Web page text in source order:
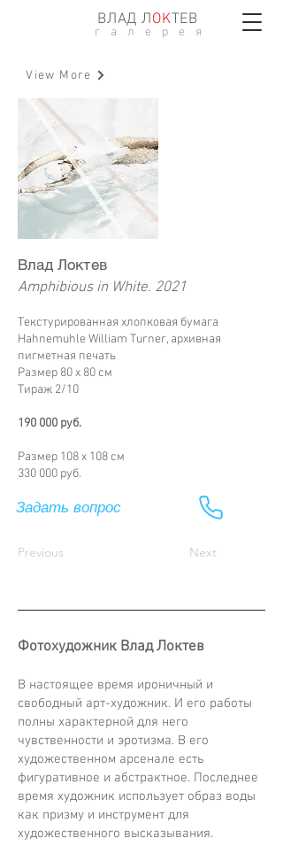
ВЛАД ЛОKТЕВ
г а л е р е я
View More
Влад Локтев
Amphibious in White. 2021
Текстурированная хлопковая бумага
Hahnemuhle William Turner, архивная
пигметная печать
Размер 80 х 80 см
Тираж 2/10
190 000 руб.
Размер 108 х 108 см
330 000 руб.
Задать вопрос
Previous Next
Фотохудожник Влад Локтев
В настоящее время ироничный и
свободный арт-художник. И его работы
полны характерной для него
чувственности и эротизма. В его
художественном арсенале есть
фигуративное и абстрактное. Последнее
время художник использует образ воды
как призму и инструмент для
художественного высказывания.